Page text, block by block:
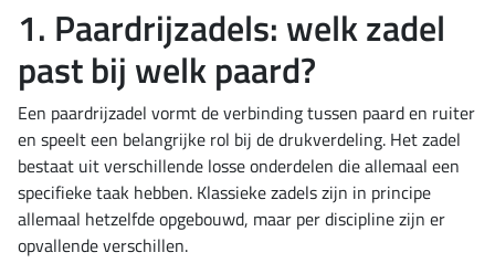
1. Paardrijzadels: welk zadel
past bij welk paard?
Een paardrijzadel vormt de verbinding tussen paard en ruiter
en speelt een belangrijke rol bij de drukverdeling. Het zadel
bestaat uit verschillende losse onderdelen die allemaal een
specifieke taak hebben. Klassieke zadels zijn in principe
allemaal hetzelfde opgebouwd, maar per discipline zijn er
opvallende verschillen.